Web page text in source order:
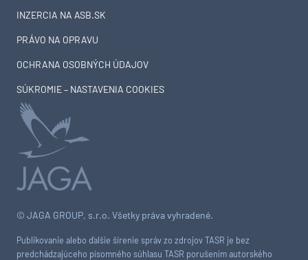
© JAGA GROUP, s.r.o. Všetky práva vyhradené.
Publikovanie alebo ďalšie šírenie správ zo zdrojov TASR je bez
predchádzajúceho písomného súhlasu TASR porušením autorského
INZERCIA NA ASB.SK
PRÁVO NA OPRAVU
OCHRANA OSOBNÝCH ÚDAJOV
SÚKROMIE – NASTAVENIA COOKIES